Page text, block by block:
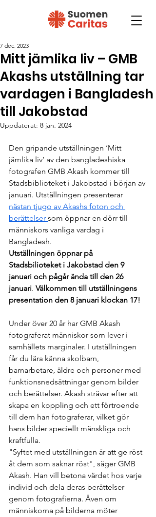
Mitt jämlika liv – GMB
Akashs utställning tar
vardagen i Bangladesh
till Jakobstad
7 dec. 2023
Uppdaterat: 8 jan. 2024
Den gripande utställningen ’Mitt
jämlika liv’ av den bangladeshiska
fotografen GMB Akash kommer till
Stadsbiblioteket i Jakobstad i början av
januari. Utställningen presenterar
nästan tjugo av Akashs foton och
berättelser som öppnar en dörr till
människors vanliga vardag i
Bangladesh.
Utställningen öppnar på
Stadsbilioteket i Jakobstad den 9
januari och pågår ända till den 26
januari. Välkommen till utställningens
presentation den 8 januari klockan 17!
Under över 20 år har GMB Akash
fotograferat människor som lever i
samhällets marginaler. I utställningen
får du lära känna skolbarn,
barnarbetare, äldre och personer med
funktionsnedsättningar genom bilder
och berättelser. Akash strävar efter att
skapa en koppling och ett förtroende
till dem han fotograferar, vilket gör
hans bilder speciellt mänskliga och
kraftfulla.
"Syftet med utställningen är att ge röst
åt dem som saknar röst", säger GMB
Akash. Han vill betona värdet hos varje
individ och dela deras berättelser
genom fotografierna. Även om
människorna på bilderna möter